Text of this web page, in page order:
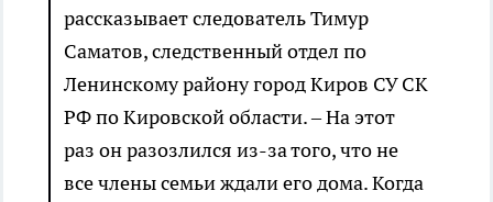
рассказывает следователь Тимур
Саматов, следственный отдел по
Ленинскому району город Киров СУ СК
РФ по Кировской области. – На этот
раз он разозлился из-за того, что не
все члены семьи ждали его дома. Когда